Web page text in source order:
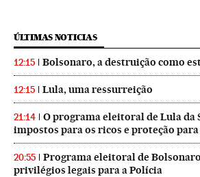
ÚLTIMAS NOTICIAS
12:15 Bolsonaro, a destruição como
12:15 Lula, uma ressurreição
21:14
O programa eleitoral de Lula da
impostos para os ricos e proteção
20:55
Programa eleitoral de
privilégios legais para a Polícia